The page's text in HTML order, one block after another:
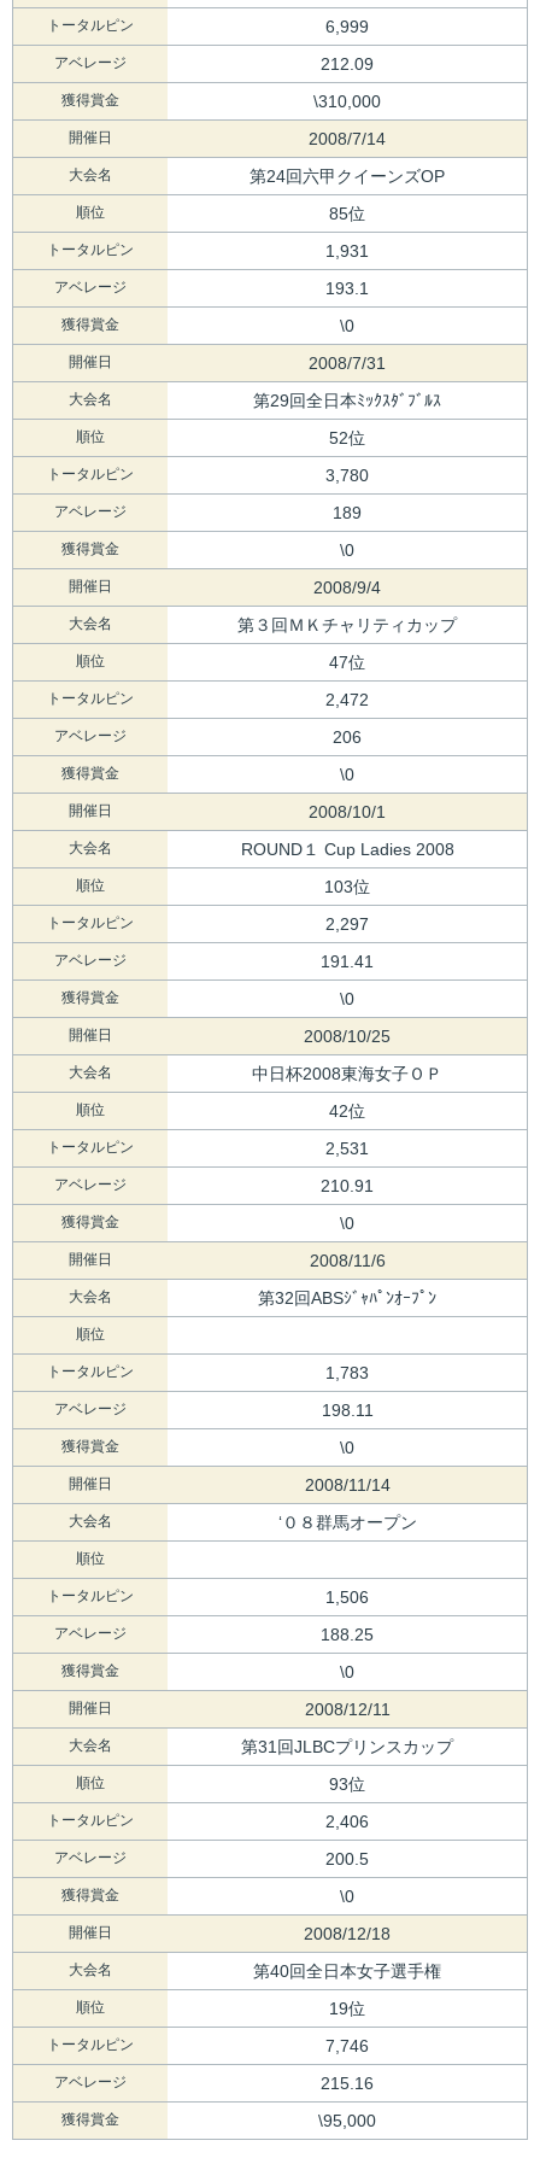
トータルピン 6,999
アベレージ 212.09
獲得賞金 \310,000
開催日 2008/7/14
大会名 第24回六甲クイーンズOP
順位 85位
トータルピン 1,931
アベレージ 193.1
獲得賞金 \0
開催日 2008/7/31
大会名 第29回全日本ﾐｯｸｽﾀﾞﾌﾞﾙｽ
順位 52位
トータルピン 3,780
アベレージ 189
獲得賞金 \0
開催日 2008/9/4
大会名 第３回ＭＫチャリティカップ
順位 47位
トータルピン 2,472
アベレージ 206
獲得賞金 \0
開催日 2008/10/1
大会名 ROUND１ Cup Ladies 2008
順位 103位
トータルピン 2,297
アベレージ 191.41
獲得賞金 \0
開催日 2008/10/25
大会名 中日杯2008東海女子ＯＰ
順位 42位
トータルピン 2,531
アベレージ 210.91
獲得賞金 \0
開催日 2008/11/6
大会名 第32回ABSｼﾞｬﾊﾟﾝｵｰﾌﾟﾝ
順位
トータルピン 1,783
アベレージ 198.11
獲得賞金 \0
開催日 2008/11/14
大会名 ‘０８群馬オープン
順位
トータルピン 1,506
アベレージ 188.25
獲得賞金 \0
開催日 2008/12/11
大会名 第31回JLBCプリンスカップ
順位 93位
トータルピン 2,406
アベレージ 200.5
獲得賞金 \0
開催日 2008/12/18
大会名 第40回全日本女子選手権
順位 19位
トータルピン 7,746
アベレージ 215.16
獲得賞金 \95,000